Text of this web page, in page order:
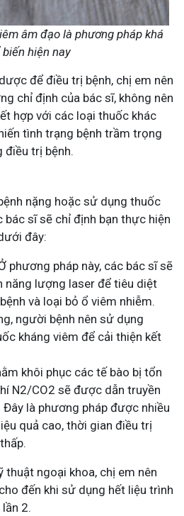
âm đạo là phương pháp khá
biến hiện nay
để điều trị bệnh, chị em nên
chỉ định của bác sĩ, không nên
hợp với các loại thuốc khác
tình trạng bệnh trầm trọng
điều trị bệnh.
nặng hoặc sử dụng thuốc
bác sĩ sẽ chỉ định bạn thực hiện
đây:
phương pháp này, các bác sĩ sẽ
năng lượng laser để tiêu diệt
và loại bỏ ổ viêm nhiễm.
người bệnh nên sử dụng
kháng viêm để cải thiện kết
khôi phục các tế bào bị tổn
N2/CO2 sẽ được dẫn truyền
là phương pháp được nhiều
quả cao, thời gian điều trị
thuật ngoại khoa, chị em nên
đến khi sử dụng hết liệu trình
2.